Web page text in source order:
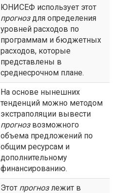
ЮНИСЕФ использует этот
прогноздля определения
уровней расходов по
программам и бюджетных
расходов, которые
представлены в
среднесрочном плане.
На основе нынешних
тенденций можно методом
экстраполяции вывести
прогнозвозможного
объема предложений по
общим ресурсам и
дополнительному
финансированию.
Этот прогнозлежит в